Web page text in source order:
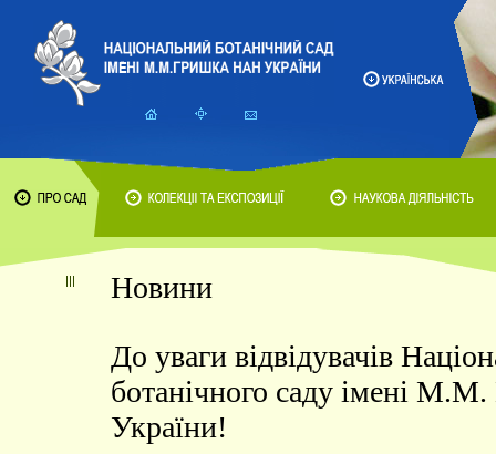
Новини
До уваги відвідувачів
ботанічного саду імені
України!